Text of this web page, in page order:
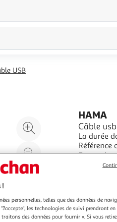
USB
Agrandir
l'illustration
à
200%
Réduire
l'illustration
à
%
Partager
produit
HAMA
Câble
La durée de
Référence
Garantie 24.0 Disponibilité des pièces
En savoir +
Vendu par
!
personnelles, telles que des données de
les technologies de suivi prendront en
des données pour fournir ». Si vous